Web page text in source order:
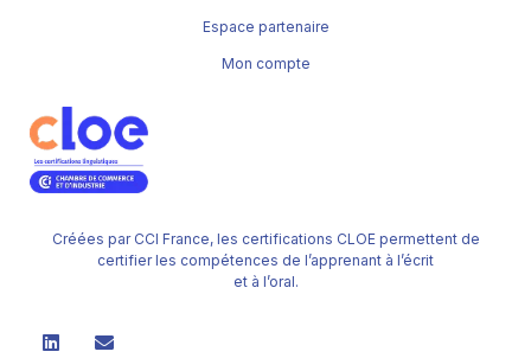
Créées par CCI France, les certifications CLOE permettent de
certifier les compétences de l’apprenant à l’écrit
et à l’oral.
Espace partenaire
Mon compte